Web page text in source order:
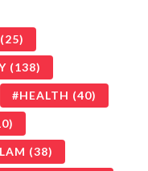
(25)
(138)
HEALTH (40)
(38)